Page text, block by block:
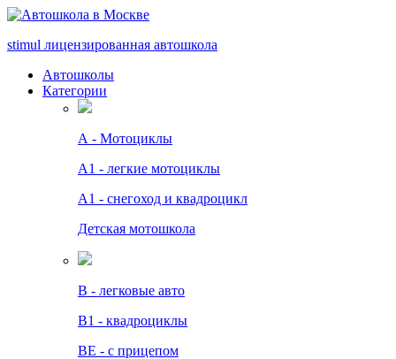
stimul лицензированная автошкола
Автошколы
Категории
А - Мотоциклы
A1 - легкие мотоциклы
A1 - снегоход и квадроцикл
Детская мотошкола
B - легковые авто
В1 - квадроциклы
BE - с прицепом